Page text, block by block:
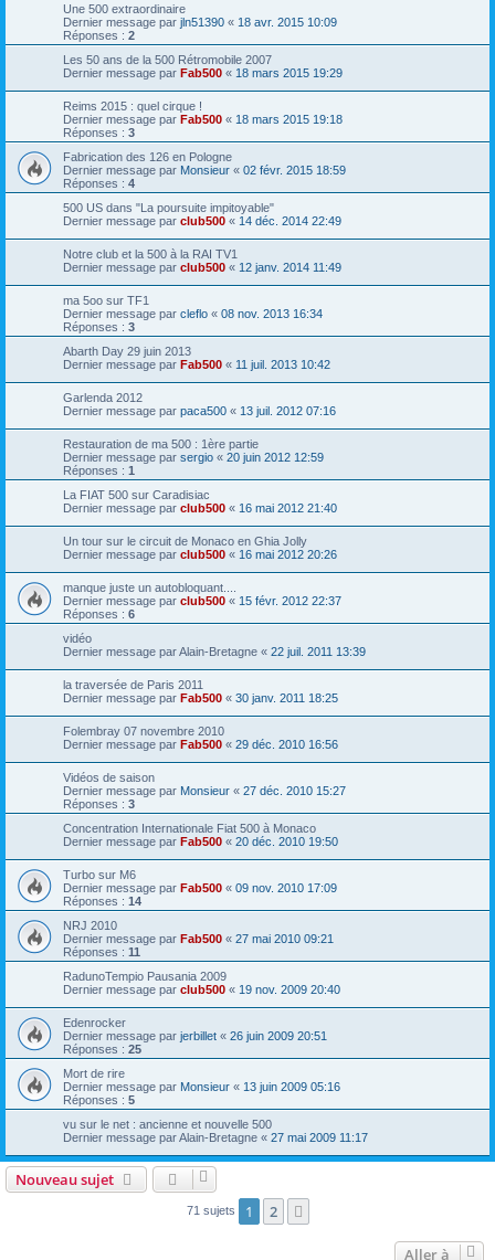
Une 500 extraordinaire
Dernier message par jln51390 « 18 avr. 2015 10:09
Réponses : 2
Les 50 ans de la 500 Rétromobile 2007
Dernier message par Fab500 « 18 mars 2015 19:29
Reims 2015 : quel cirque !
Dernier message par Fab500 « 18 mars 2015 19:18
Réponses : 3
Fabrication des 126 en Pologne
Dernier message par Monsieur « 02 févr. 2015 18:59
Réponses : 4
500 US dans "La poursuite impitoyable"
Dernier message par club500 « 14 déc. 2014 22:49
Notre club et la 500 à la RAI TV1
Dernier message par club500 « 12 janv. 2014 11:49
ma 5oo sur TF1
Dernier message par cleflo « 08 nov. 2013 16:34
Réponses : 3
Abarth Day 29 juin 2013
Dernier message par Fab500 « 11 juil. 2013 10:42
Garlenda 2012
Dernier message par paca500 « 13 juil. 2012 07:16
Restauration de ma 500 : 1ère partie
Dernier message par sergio « 20 juin 2012 12:59
Réponses : 1
La FIAT 500 sur Caradisiac
Dernier message par club500 « 16 mai 2012 21:40
Un tour sur le circuit de Monaco en Ghia Jolly
Dernier message par club500 « 16 mai 2012 20:26
manque juste un autobloquant....
Dernier message par club500 « 15 févr. 2012 22:37
Réponses : 6
vidéo
Dernier message parAlain-Bretagne « 22 juil. 2011 13:39
la traversée de Paris 2011
Dernier message par Fab500 « 30 janv. 2011 18:25
Folembray 07 novembre 2010
Dernier message par Fab500 « 29 déc. 2010 16:56
Vidéos de saison
Dernier message par Monsieur « 27 déc. 2010 15:27
Réponses : 3
Concentration Internationale Fiat 500 à Monaco
Dernier message par Fab500 « 20 déc. 2010 19:50
Turbo sur M6
Dernier message par Fab500 « 09 nov. 2010 17:09
Réponses : 14
NRJ 2010
Dernier message par Fab500 « 27 mai 2010 09:21
Réponses : 11
RadunoTempio Pausania 2009
Dernier message par club500 « 19 nov. 2009 20:40
Edenrocker
Dernier message par jerbillet « 26 juin 2009 20:51
Réponses : 25
Mort de rire
Dernier message par Monsieur « 13 juin 2009 05:16
Réponses : 5
vu sur le net : ancienne et nouvelle 500
Dernier message parAlain-Bretagne « 27 mai 2009 11:17
Nouveau sujet
71 sujets 1 2
Aller à